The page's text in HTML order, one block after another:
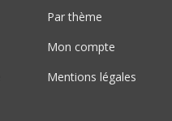
Par thème
Mon compte
Mentions légales